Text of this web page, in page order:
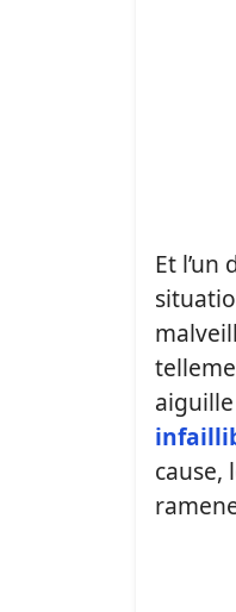
Et l’un
cause,